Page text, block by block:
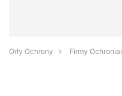
Orły Ochrony Firmy